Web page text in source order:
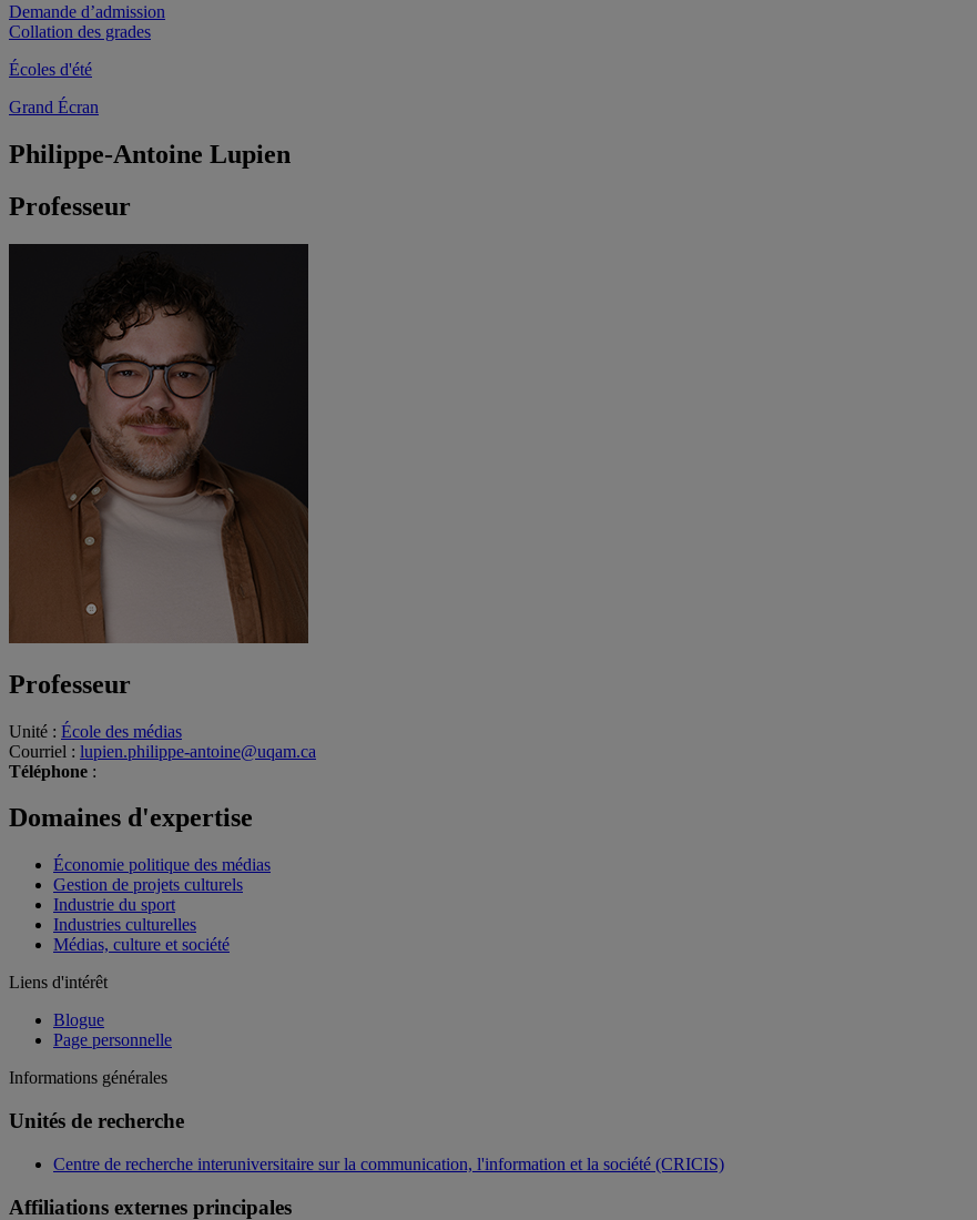
Demande d’admission
Collation des grades
Écoles d'été
Grand Écran
Philippe-Antoine Lupien
Professeur
Professeur
Unité : École des médias
Courriel : lupien.philippe-antoine@uqam.ca
Téléphone :
Domaines d'expertise
Économie politique des médias
Gestion de projets culturels
Industrie du sport
Industries culturelles
Médias, culture et société
Liens d'intérêt
Blogue
Page personnelle
Informations générales
Unités de recherche
Centre de recherche interuniversitaire sur la communication, l'information et la société (CRICIS)
Affiliations externes principales